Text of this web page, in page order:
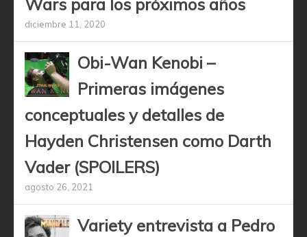
Wars para los próximos años
diciembre 11, 2020
Obi-Wan Kenobi –
Primeras imágenes
conceptuales y detalles de
Hayden Christensen como Darth
Vader (SPOILERS)
agosto 26, 2021
Variety entrevista a Pedro